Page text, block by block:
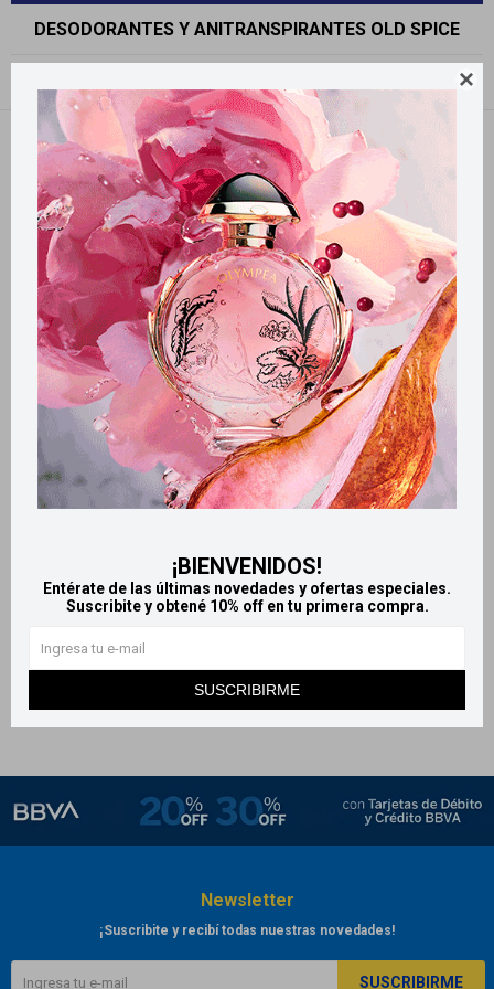

¡BIENVENIDOS!
Entérate de las últimas novedades y ofertas especiales.
Suscribite y obtené 10% off en tu primera compra.
SUSCRIBIRME
DESODORANTES Y ANITRANSPIRANTES OLD SPICE
Filtrando por: Desodorantes y anitranspirantes Old Spice
Quitar filtros
LlegaMAÑANA
MAÑANA
Aerosol - Pure Sport
$ 215
Newsletter
¡Suscribite y recibí todas nuestras novedades!
SUSCRIBIRME